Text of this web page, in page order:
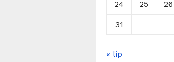
24 25 26
31
« lip